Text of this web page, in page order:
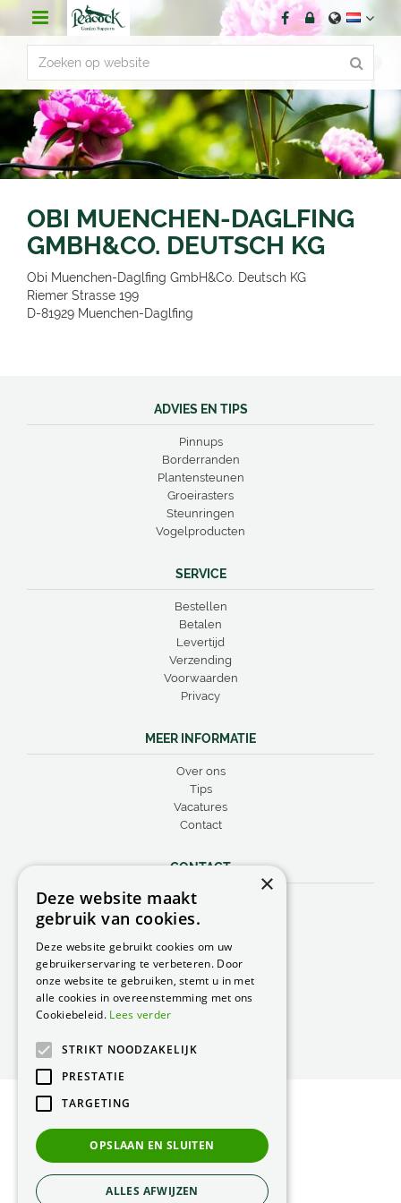
r
n
t
OBI MUENCHEN-DAGLFING
GMBH&CO. DEUTSCH KG
Obi Muenchen-Daglfing GmbH&Co. Deutsch KG
Riemer Strasse 199
D-81929 Muenchen-Daglfing
ADVIES EN TIPS
Pinnups
Borderranden
Plantensteunen
Groeirasters
Steunringen
Vogelproducten
SERVICE
Bestellen
Betalen
Levertijd
Verzending
Voorwaarden
Privacy
MEER INFORMATIE
Over ons
Tips
Vacatures
Contact
CONTACT
Peacock Garden Supports
Industrieweg 22
Nederland
0499 57 40 80
F. 0499 57 40 84
E.peacock@peacock.nl
Privacy Statement
Green Solutions
×
Deze website maakt
gebruik van cookies.
Deze website gebruikt cookies om uw
gebruikerservaring te verbeteren. Door
onze website te gebruiken, stemt u in met
alle cookies in overeenstemming met ons
Cookiebeleid. Lees verder
STRIKT NOODZAKELIJK
PRESTATIE
TARGETING
OPSLAAN EN SLUITEN
ALLES AFWIJZEN